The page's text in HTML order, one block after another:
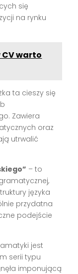
się
na rynku
warto
ta cieszy się
Zawiera
oraz
utrwalić
– to
języka
przydatna
podejście
jest
serii typu
imponującą